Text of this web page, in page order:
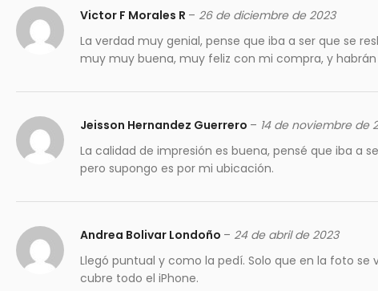
Victor F Morales R – 26 de diciembre de 2023
La verdad muy genial, pense que iba a ser que se
muy muy buena, muy feliz con mi compra, y
Jeisson Hernandez Guerrero – 14 de noviembre de
La calidad de impresión es buena, pensé que iba a
pero supongo es por mi ubicación.
Andrea Bolivar Londoño – 24 de abril de 2023
Llegó puntual y como la pedí. Solo que en la foto
cubre todo el iPhone.